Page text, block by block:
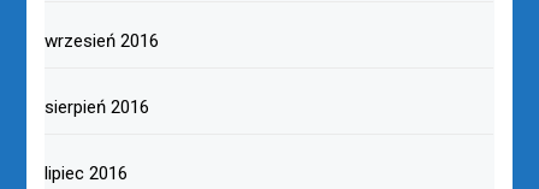
wrzesień 2016
sierpień 2016
lipiec 2016